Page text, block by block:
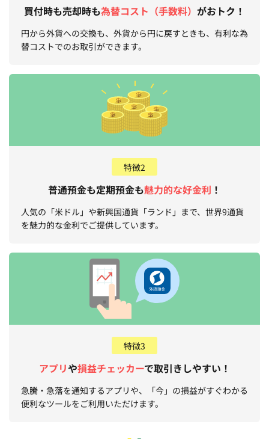
買付時も売却時も為替コスト（手数料） がおトク！
円から外貨への交換も、外貨から円に戻すときも、有利な為
替コストでのお取引ができます。
特徴2
普通預金も定期預金も魅力的な好金利 ！
人気の「米ドル」や新興国通貨「ランド」まで、世界9通貨
を魅力的な金利でご提供しています。
特徴3
アプリや損益チェッカーで取引きしやすい！
急騰・急落を通知するアプリや、「今」の損益がすぐわかる
便利なツールをご利用いただけます。